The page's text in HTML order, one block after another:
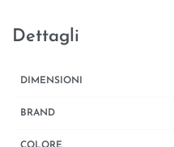
Dettagli
DIMENSIONI
BRAND
COLORE